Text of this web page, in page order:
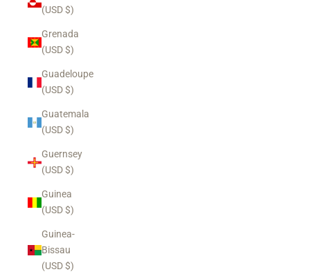
(USD $)
Grenada
(USD $)
Guadeloupe
(USD $)
Guatemala
(USD $)
Guernsey
(USD $)
Guinea
(USD $)
Guinea-
Bissau
(USD $)